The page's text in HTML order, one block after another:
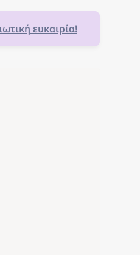
ευκαιρία!